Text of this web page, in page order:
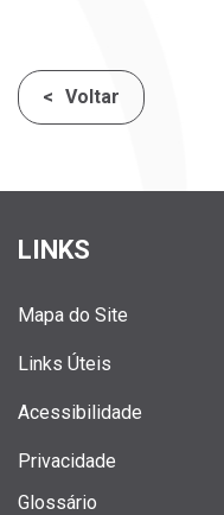
Voltar
LINKS
Mapa do Site
Links Úteis
Acessibilidade
Privacidade
Glossário